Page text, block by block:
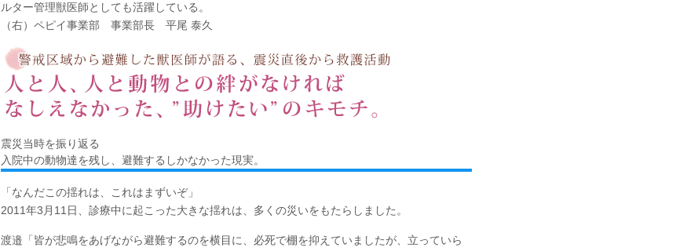
ルター管理獣医師としても活躍している。
（右）ペピイ事業部 事業部長 平尾 泰久
震災当時を振り返る
入院中の動物達を残し、避難するしかなかった現実。
「なんだこの揺れは、これはまずいぞ」
2011年3月11日、診療中に起こった大きな揺れは、多くの災いをもたらしました。
渡邉 「皆が悲鳴をあげながら避難するのを横目に、必死で棚を抑えていましたが、立っていら